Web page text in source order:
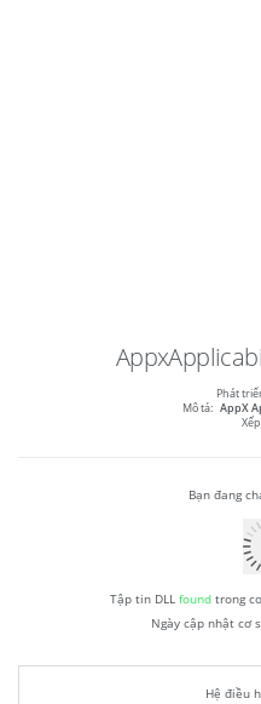
Phát
Mô tả: AppX
Bạn đang
Tập tin DLL foundtrong
Ngày cập nhật cơ
Hệ điều